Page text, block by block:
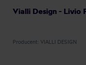
Vialli Design - Livio
Producent: VIALLI DESIGN